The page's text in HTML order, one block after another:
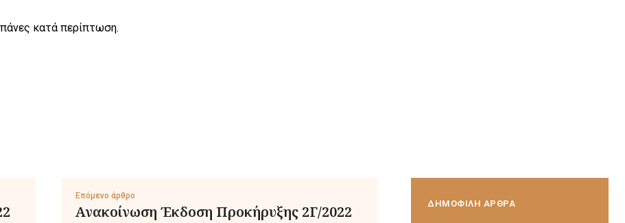
κατά περίπτωση.
Επόμενο άρθρο
Ανακοίνωση Έκδοση Προκήρυξης 2Γ/2022 ΔΗΜΟΦΙΛΗ ΑΡΘΡΑ